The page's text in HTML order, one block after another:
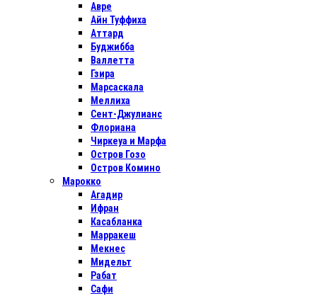
Авре
Айн Туффиха
Аттард
Буджибба
Валлетта
Гзира
Марсаскала
Меллиха
Сент-Джулианс
Флориана
Чиркеуа и Марфа
Остров Гозо
Остров Комино
Марокко
Агадир
Ифран
Касабланка
Марракеш
Мекнес
Мидельт
Рабат
Сафи